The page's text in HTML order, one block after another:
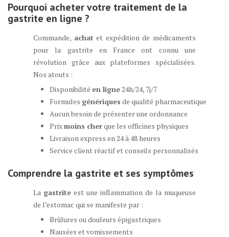
Pourquoi acheter votre traitement de la
gastrite en ligne ?
Commande, achat et expédition de médicaments
pour la gastrite en France ont connu une
révolution grâce aux plateformes spécialisées.
Nos atouts :
Disponibilité en ligne24h/24, 7j/7
Formules génériques de qualité pharmaceutique
Aucun besoin de présenter une ordonnance
Prixmoins cherque les officines physiques
Livraison express en 24 à 48 heures
Service client réactif et conseils personnalisés
Comprendre la gastrite et ses symptômes
La gastrite est une inflammation de la muqueuse
de l’estomac qui se manifeste par :
Brûlures ou douleurs épigastriques
Nausées et vomissements